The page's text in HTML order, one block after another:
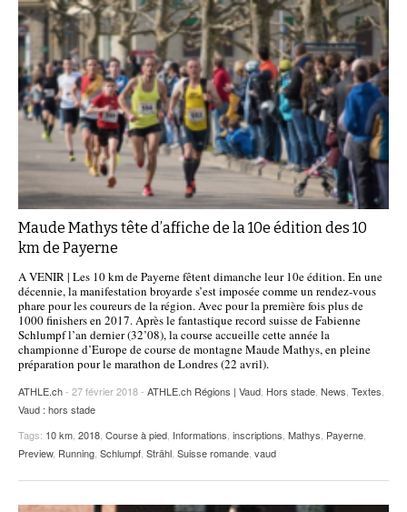
Maude Mathys tête d’affiche de la 10e édition des 10
km de Payerne
A VENIR | Les 10 km de Payerne fêtent dimanche leur 10e édition. En une
décennie, la manifestation broyarde s’est imposée comme un rendez-vous
phare pour les coureurs de la région. Avec pour la première fois plus de
1000 finishers en 2017. Après le fantastique record suisse de Fabienne
Schlumpf l’an dernier (32’08), la course accueille cette année la
championne d’Europe de course de montagne Maude Mathys, en pleine
préparation pour le marathon de Londres (22 avril).
ATHLE.ch- 27 février 2018 - ATHLE.ch Régions | Vaud, Hors stade, News, Textes,
Vaud : hors stade
Tags: 10 km, 2018, Course à pied, Informations, inscriptions, Mathys, Payerne,
Preview, Running, Schlumpf, Strähl, Suisse romande, vaud